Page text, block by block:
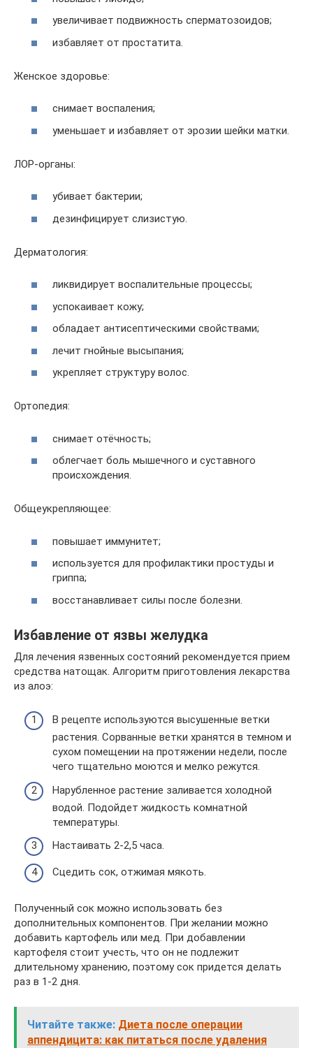
увеличивает подвижность сперматозоидов;
избавляет от простатита.
Женское здоровье:
снимает воспаления;
уменьшает и избавляет от эрозии шейки матки.
ЛОР-органы:
убивает бактерии;
дезинфицирует слизистую.
Дерматология:
ликвидирует воспалительные процессы;
успокаивает кожу;
обладает антисептическими свойствами;
лечит гнойные высыпания;
укрепляет структуру волос.
Ортопедия:
снимает отёчность;
облегчает боль мышечного и суставного
происхождения.
Общеукрепляющее:
повышает иммунитет;
используется для профилактики простуды и
гриппа;
восстанавливает силы после болезни.
Избавление от язвы желудка
Для лечения язвенных состояний рекомендуется прием
средства натощак. Алгоритм приготовления лекарства
из алоэ:
В рецепте используются высушенные ветки
растения. Сорванные ветки хранятся в темном и
сухом помещении на протяжении недели, после
чего тщательно моются и мелко режутся.
Нарубленное растение заливается холодной
водой. Подойдет жидкость комнатной
температуры.
Настаивать 2-2,5 часа.
Сцедить сок, отжимая мякоть.
Полученный сок можно использовать без
дополнительных компонентов. При желании можно
добавить картофель или мед. При добавлении
картофеля стоит учесть, что он не подлежит
длительному хранению, поэтому сок придется делать
раз в 1-2 дня.
Читайте также: Диета после операции
аппендицита: как питаться после удаления